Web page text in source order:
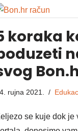
koraka
rujna 2021.
se kuje dok je